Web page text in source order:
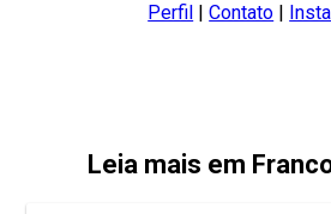
Perfil |Contato |
Leia mais em